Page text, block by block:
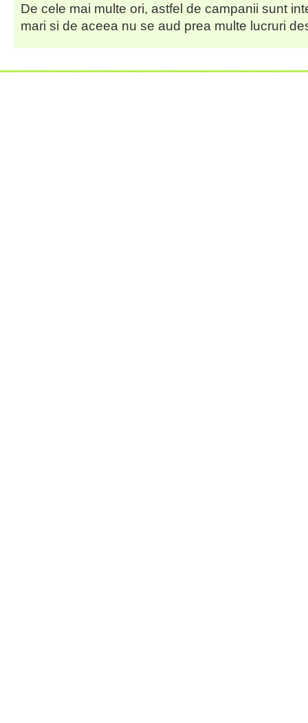
De cele mai multe ori, astfel de campanii sunt
mari si de aceea nu se aud prea multe lucruri